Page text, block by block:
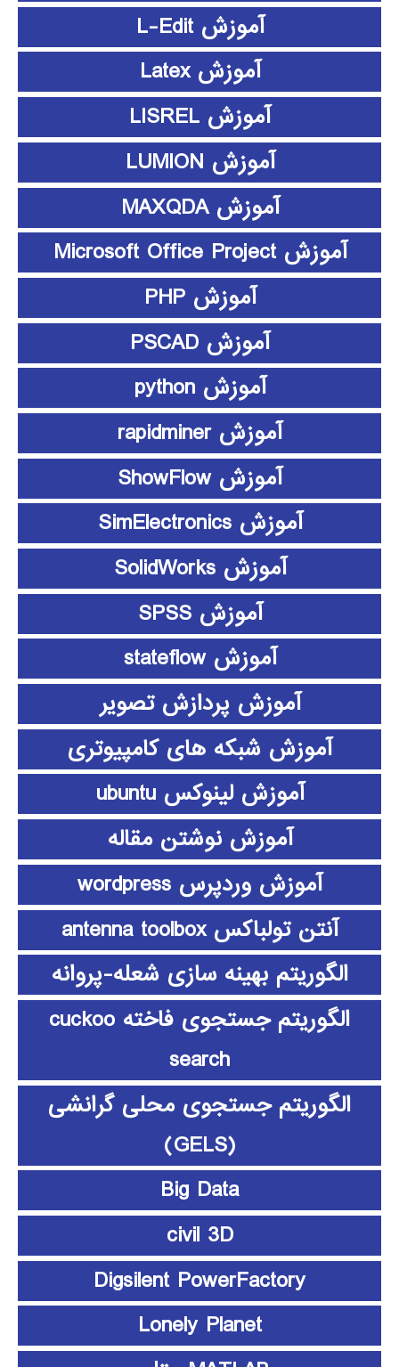
آموزش L-Edit
آموزش Latex
آموزش LISREL
آموزش LUMION
آموزش MAXQDA
آموزش Microsoft Office Project
آموزش PHP
آموزش PSCAD
آموزش python
آموزش rapidminer
آموزش ShowFlow
آموزش SimElectronics
آموزش SolidWorks
آموزش SPSS
آموزش stateflow
آموزش پردازش تصویر
آموزش شبکه های کامپیوتری
آموزش لینوکس ubuntu
آموزش نوشتن مقاله
آموزش وردپرس wordpress
آنتن تولباکس antenna toolbox
الگوریتم بهینه سازی شعله-پروانه
الگوریتم جستجوی فاخته cuckoo
search
الگوریتم جستجوی محلی گرانشی
(GELS)
Big Data
civil 3D
Digsilent PowerFactory
Lonely Planet